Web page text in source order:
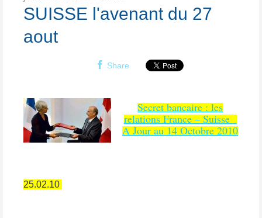
SUISSE l'avenant du 27
aout
Share
Secret bancaire : les
relations France – Suisse
A Jour au 14 Octobre 2010
25.02.10